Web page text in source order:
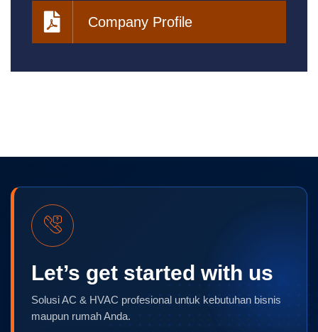
Company Profile
Let’s get started with us
Solusi AC & HVAC profesional untuk kebutuhan bisnis
maupun rumah Anda.